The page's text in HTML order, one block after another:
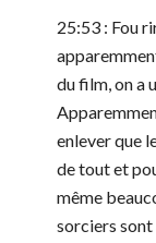
25:53 : Fou
du film, on a
enlever que
de tout et
même
sorciers sont